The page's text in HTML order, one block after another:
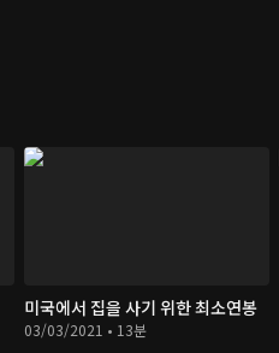
미국에서 집을 사기 위한 최소연봉
03/03/2021 • 13분